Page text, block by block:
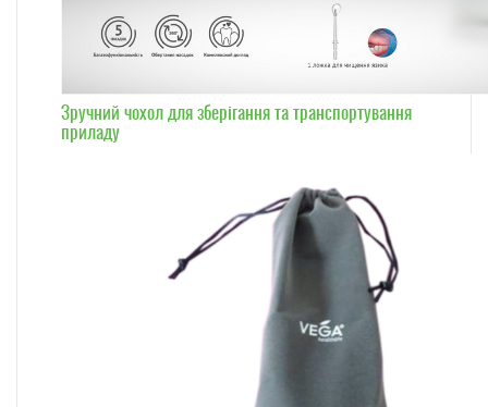
Зручний чохол для зберігання та транспортування
приладу